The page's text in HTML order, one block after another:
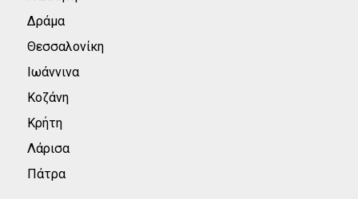
Δράμα
Θεσσαλονίκη
Ιωάννινα
Κοζάνη
Κρήτη
Λάρισα
Πάτρα